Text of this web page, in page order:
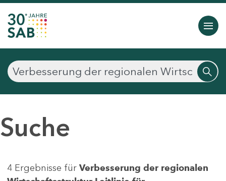
Suche
4 Ergebnisse für Verbesserung der regionalen